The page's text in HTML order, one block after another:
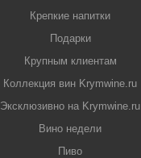
Крепкие напитки
Подарки
Крупным клиентам
Коллекция вин Krymwine.ru
Эксклюзивно на Krymwine.ru
Вино недели
Пиво